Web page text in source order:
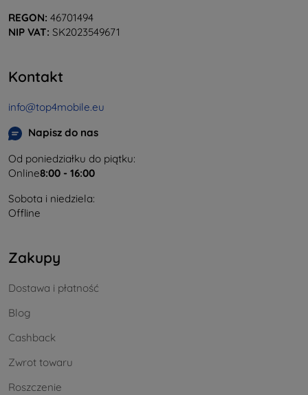
REGON: 46701494
NIP VAT: SK2023549671
Kontakt
info@top4mobile.eu
Napisz do nas
Od poniedziałku do piątku:
Online8:00 - 16:00
Sobota i niedziela:
Offline
Zakupy
Dostawa i płatność
Blog
Cashback
Zwrot towaru
Roszczenie